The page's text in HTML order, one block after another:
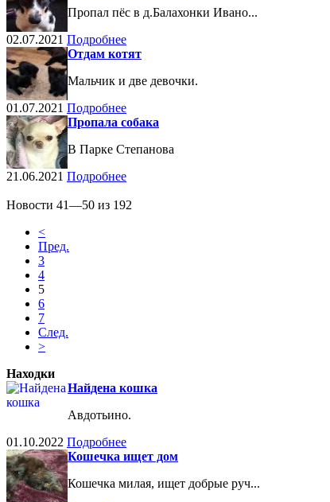
Пропал пёс в д.Балахонки Ивано...
02.07.2021 Подробнее
Отдам котят
Мальчик и две девочки.
01.07.2021 Подробнее
Пропала собака
В Парке Степанова
21.06.2021 Подробнее
Новости 41—50 из 192
<
Пред.
3
4
5
6
7
След.
>
Находки
Найдена кошка
Авдотьино.
01.10.2022 Подробнее
Кошечка ищет дом
Кошечка милая, ищет добрые руч...